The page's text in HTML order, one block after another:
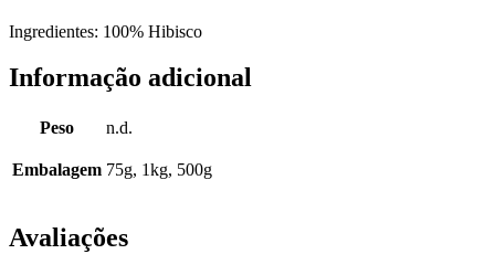
Ingredientes: 100% Hibisco
Informação adicional
Peso n.d.
Embalagem 75g, 1kg, 500g
Avaliações